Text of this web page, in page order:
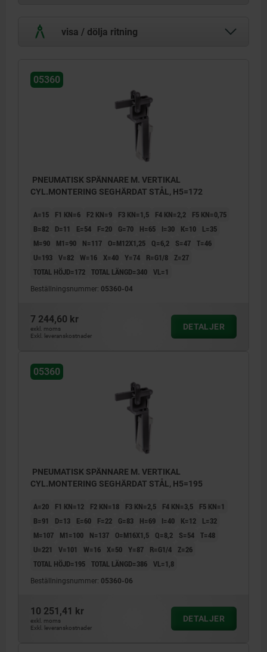
visa / dölja ritning
05360
PNEUMATISK SPÄNNARE M. VERTIKAL
CYL.MONTERING SEGHÄRDAT STÅL, H5=172
A=15 F1 KN=6 F2 KN=9 F3 KN=1,5 F4 KN=2,2
F5 KN=0,75
B=82
D=11 E=54 F=20 G=70 H=65 I=30 K=10
L=35
M=90
M1=90 N=117 O=M12X1,25 Q=6,2 S=47 T=46
U=193 V=82 W=16 X=40 Y=74 R=G1/8 Z=27
TOTAL HÖJD=172 TOTAL LÄNGD=340 VL=1
Beställningsnummer: 05360-04
7 244,60 kr
exkl. moms
Exkl. leveranskostnader
DETALJER
05360
PNEUMATISK SPÄNNARE M. VERTIKAL
CYL.MONTERING SEGHÄRDAT STÅL, H5=195
A=20 F1 KN=12 F2 KN=18 F3 KN=2,5 F4 KN=3,5
F5 KN=1
B=91
D=13 E=60 F=22 G=83 H=69 I=40 K=12
L=32
M=107
M1=100 N=137 O=M16X1,5 Q=8,2 S=54 T=48
U=221
V=101 W=16 X=50 Y=87 R=G1/4 Z=26
TOTAL HÖJD=195 TOTAL LÄNGD=386 VL=1,8
Beställningsnummer: 05360-06
10 251,41 kr
exkl. moms
Exkl. leveranskostnader
DETALJER